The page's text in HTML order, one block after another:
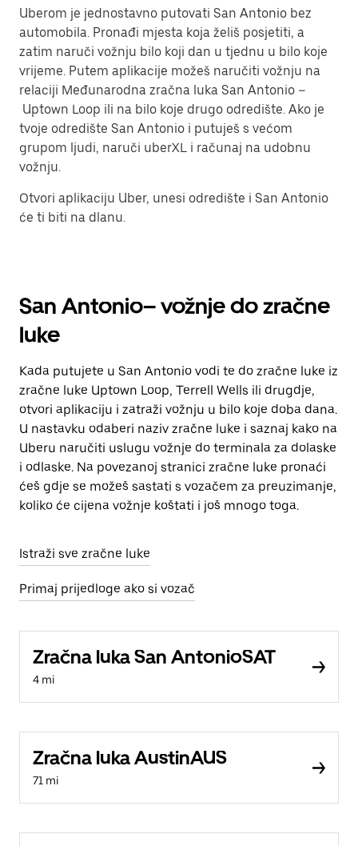
Uberom je jednostavno putovati San Antonio bez
automobila. Pronađi mjesta koja želiš posjetiti, a
zatim naruči vožnju bilo koji dan u tjednu u bilo koje
vrijeme. Putem aplikacije možeš naručiti vožnju na
relaciji Međunarodna zračna luka San Antonio –
Uptown Loop ili na bilo koje drugo odredište. Ako je
tvoje odredište San Antonio i putuješ s većom
grupom ljudi, naruči uberXL i računaj na udobnu
vožnju.
Otvori aplikaciju Uber, unesi odredište i San Antonio
će ti biti na dlanu.
San Antonio– vožnje do zračne
luke
Kada putujete u San Antonio vodi te do zračne luke iz
zračne luke Uptown Loop, Terrell Wells ili drugdje,
otvori aplikaciju i zatraži vožnju u bilo koje doba dana.
U nastavku odaberi naziv zračne luke i saznaj kako na
Uberu naručiti uslugu vožnje do terminala za dolaske
i odlaske. Na povezanoj stranici zračne luke pronaći
ćeš gdje se možeš sastati s vozačem za preuzimanje,
koliko će cijena vožnje koštati i još mnogo toga.
Istraži sve zračne luke
Primaj prijedloge ako si vozač
Zračna luka San AntonioSAT
4 mi
Zračna luka AustinAUS
71 mi